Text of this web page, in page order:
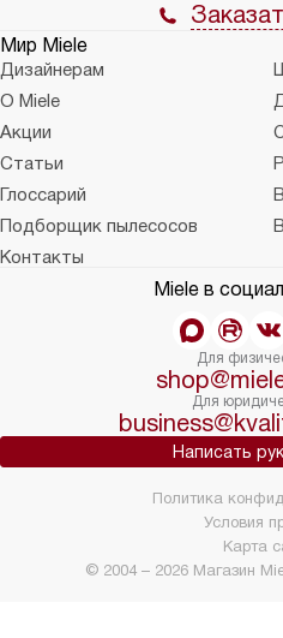
Мир Miele
Дизайнерам
О Miele
Акции
Статьи
Глоссарий
Подборщик пылесосов
Контакты
Miele в
Для
Для
Написать
© 2004 – 2026 Магазин
Политика
Условия
Карта